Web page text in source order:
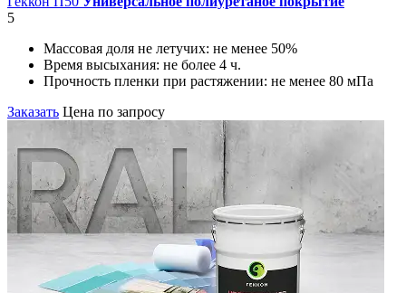
5
Массовая доля не летучих: не менее 50%
Время высыхания: не более 4 ч.
Прочность пленки при растяжении: не менее 80 мПа
Заказать Цена по запросу